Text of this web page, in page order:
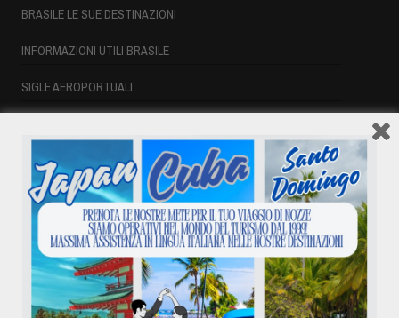
BRASILE LE SUE DESTINAZIONI
INFORMAZIONI UTILI BRASILE
SIGLE AEROPORTUALI
VOLI CUBA
VOLI CUBA
VOLI CUBA LAST MINUTE
VOLI DI LINEA CUBA